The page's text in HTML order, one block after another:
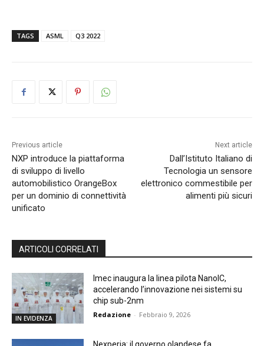
TAGS ASML Q3 2022
Previous article
NXP introduce la piattaforma
di sviluppo di livello
automobilistico OrangeBox
per un dominio di connettività
unificato
Next article
Dall’Istituto Italiano di
Tecnologia un sensore
elettronico commestibile per
alimenti più sicuri
ARTICOLI CORRELATI
IN EVIDENZA
Imec inaugura la linea pilota NanoIC,
accelerando l’innovazione nei sistemi su
chip sub-2nm
Redazione - Febbraio 9, 2026